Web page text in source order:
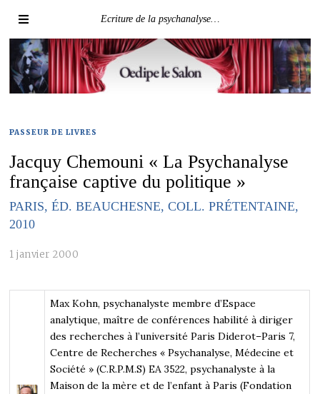
Ecriture de la psychanalyse…
PASSEUR DE LIVRES
Jacquy Chemouni « La Psychanalyse
française captive du politique »
PARIS, ÉD. BEAUCHESNE, COLL. PRÉTENTAINE,
2010
1 janvier 2000
Max Kohn, psychanalyste membre d’Espace
analytique, maître de conférences habilité à diriger
des recherches à l’université Paris Diderot–Paris 7,
Centre de Recherches « Psychanalyse, Médecine et
Société » (C.R.P.M.S) EA 3522, psychanalyste à la
Maison de la mère et de l’enfant à Paris (Fondation